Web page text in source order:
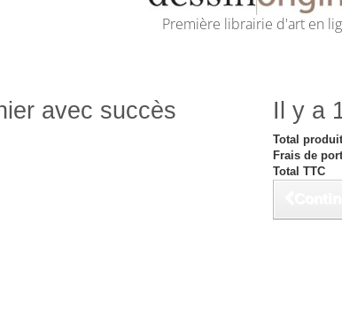
Première librairie d'art en
avec succès Il y a
Total
Frais de
Total TTC